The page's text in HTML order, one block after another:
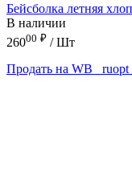
Бейсболка летняя
В наличии
26000 ₽ / Шт
Продать на WB